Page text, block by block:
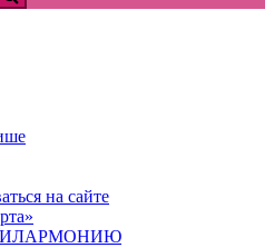
на сайте